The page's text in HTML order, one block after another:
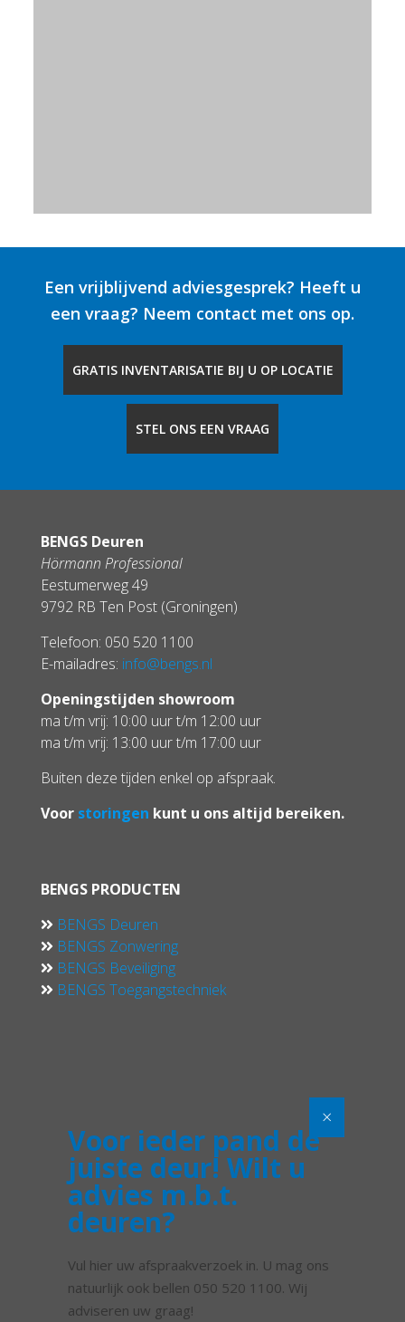
Een vrijblijvend adviesgesprek? Heeft u
een vraag? Neem contact met ons op.
GRATIS INVENTARISATIE BIJ U OP LOCATIE
STEL ONS EEN VRAAG
BENGS Deuren
Hörmann Professional
Eestumerweg 49
9792 RB Ten Post (Groningen)
Telefoon: 050 520 1100
E-mailadres: info@bengs.nl
Openingstijden showroom
ma t/m vrij: 10:00 uur t/m 12:00 uur
ma t/m vrij: 13:00 uur t/m 17:00 uur
Buiten deze tijden enkel op afspraak.
Voor storingen kunt u ons altijd bereiken.
BENGS PRODUCTEN
BENGS Deuren
BENGS Zonwering
BENGS Beveiliging
BENGS Toegangstechniek
×
Voor ieder pand de
juiste deur! Wilt u
advies m.b.t.
deuren?
Vul hier uw afspraakverzoek in. U mag ons
natuurlijk ook bellen 050 520 1100. Wij
adviseren uw graag!
×
×